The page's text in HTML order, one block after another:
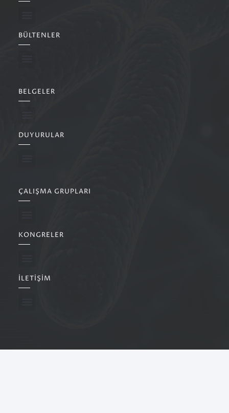
BÜLTENLER
BELGELER
DUYURULAR
ÇALIŞMA GRUPLARI
KONGRELER
İLETIŞIM